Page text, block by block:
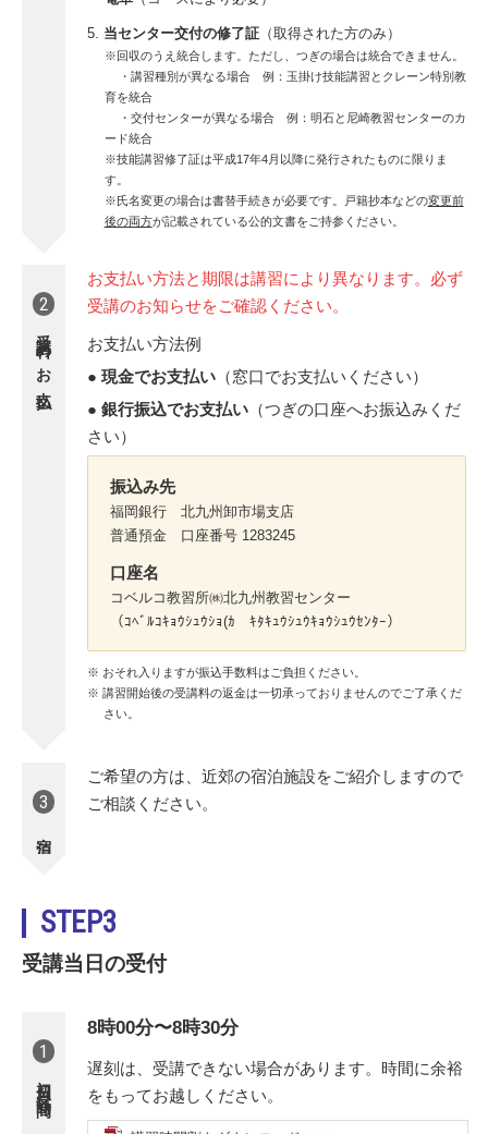
当センター交付の修了証 （取得された方のみ）
※回収のうえ統合します。ただし、つぎの場合は統合できません。
・講習種別が異なる場合 例：玉掛け技能講習とクレーン特別教
育を統合
・交付センターが異なる場合 例：明石と尼崎教習センターのカ
ード統合
※技能講習修了証は平成17年4月以降に発行されたものに限りま
す。
※氏名変更の場合は書替手続きが必要です。戸籍抄本などの変更前
後の両方が記載されている公的文書をご持参ください。
2
受講料のお支払い
お支払い方法と期限は講習により異なります。必ず
受講のお知らせをご確認ください。
お支払い方法例
● 現金でお支払い （窓口でお支払いください）
● 銀行振込でお支払い （つぎの口座へお振込みくだ
さい）
振込み先
福岡銀行 北九州卸市場支店
普通預金 口座番号 1283245
口座名
コベルコ教習所㈱北九州教習センター
（ｺﾍﾞﾙｺｷｮｳｼｭｳｼｮ(ｶ ｷﾀｷｭｳｼｭｳｷｮｳｼｭｳｾﾝﾀｰ）
おそれ入りますが振込手数料はご負担ください。
講習開始後の受講料の返金は一切承っておりませんのでご了承くだ
さい。
3
ご希望の方は、近郊の宿泊施設をご紹介しますので
ご相談ください。
STEP3
受講当日の受付
1
初日受付時間
8時00分〜8時30分
遅刻は、受講できない場合があります。時間に余裕
をもってお越しください。